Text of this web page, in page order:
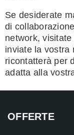
Se desiderate
di
network,
inviate la vostra
ricontatterà per
adatta alla
OFFERTE